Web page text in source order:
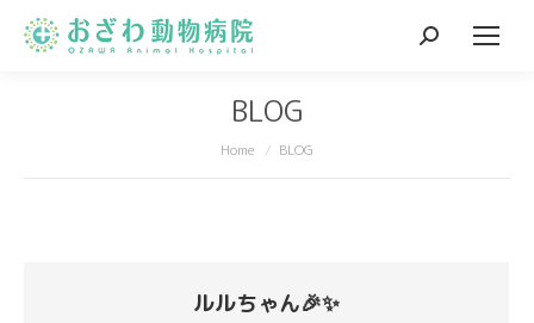
Search:
BLOG
You are here:
Home BLOG
ルルちゃん🎉✨